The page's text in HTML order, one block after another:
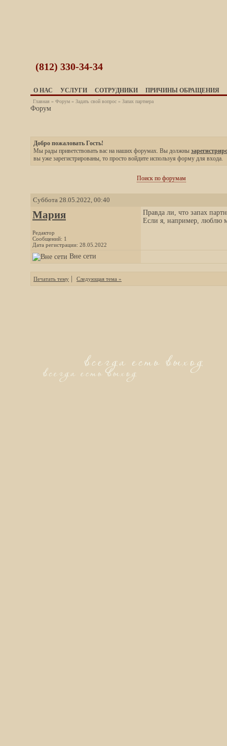
(812) 330-34-34
О НАС УСЛУГИ СОТРУДНИКИ ПРИЧИНЫ ОБРАЩЕНИЯ
Главная » Форум » Задать свой вопрос » Запах партнера
Форум
Добро пожаловать Гость!
Мы рады приветствовать вас на наших форумах. Вы должны
вы уже зарегистрированы, то просто войдите используя форму для входа.
Поиск по форумам
Суббота 28.05.2022, 00:40
Мария
Редактор
Сообщений: 1
Дата регистрации: 28.05.2022
Правда ли, что запах
Если я, например, люблю
Вне сети
Печатать тему Следующая тема »